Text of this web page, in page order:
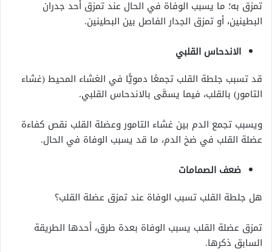
تمزق به؛ ما يسبب الوفاة في الحال عند تمزق أحد جدران
البطينين، أو تمزق الجدار الفاصل بين البطينين.
الاندحاس القلبي
قد تسبب جلطة القلب تجمعًا دمويًّا في الغشاء المحيط (غشاء
التامور) بالقلب، فيما يسمَّى بالاندحاس القلبي.
ويسبب تجمع الدم بين غشاء التامور وعضلة القلب نقص كفاءة
عضلة القلب في ضخ الدم، ما قد يسبب الوفاة في الحال.
ضعف الصمامات
هل جلطة القلب تسبب الوفاة عند تمزق عضلة القلب؟
تمزق عضلة القلب يسبب الوفاة بعدة طرق، أحدها الطريقة
السابق ذكرها.